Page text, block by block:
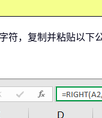
，复制并粘贴以下公